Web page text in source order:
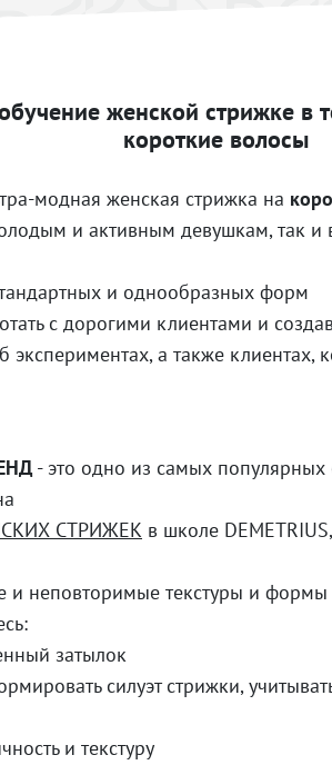
женской стрижке в
короткие волосы
модная женская стрижка на
и активным девушкам, так
и однообразных форм
с дорогими клиентами и
экспериментах, а также клиентах,
- это одно из самых популярных
СТРИЖЕК в школе
и неповторимые текстуры и формы
затылок
силуэт стрижки,
и текстуру